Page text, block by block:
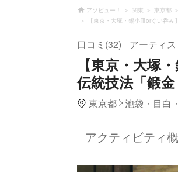
アソビュー！ 関東 東京都
【東京・大塚・錫小皿orぐい呑
口コミ(32) アーティス
【東京・大塚
伝統技法「鍛
東京都 池袋・目白
アクティビティ